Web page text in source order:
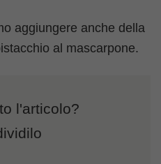
aggiungere anche della
al mascarpone.
l'articolo?